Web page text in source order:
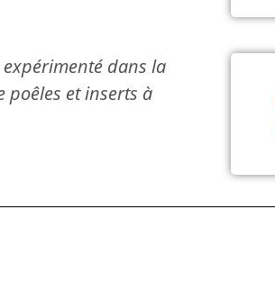
dans la
poêles et inserts à